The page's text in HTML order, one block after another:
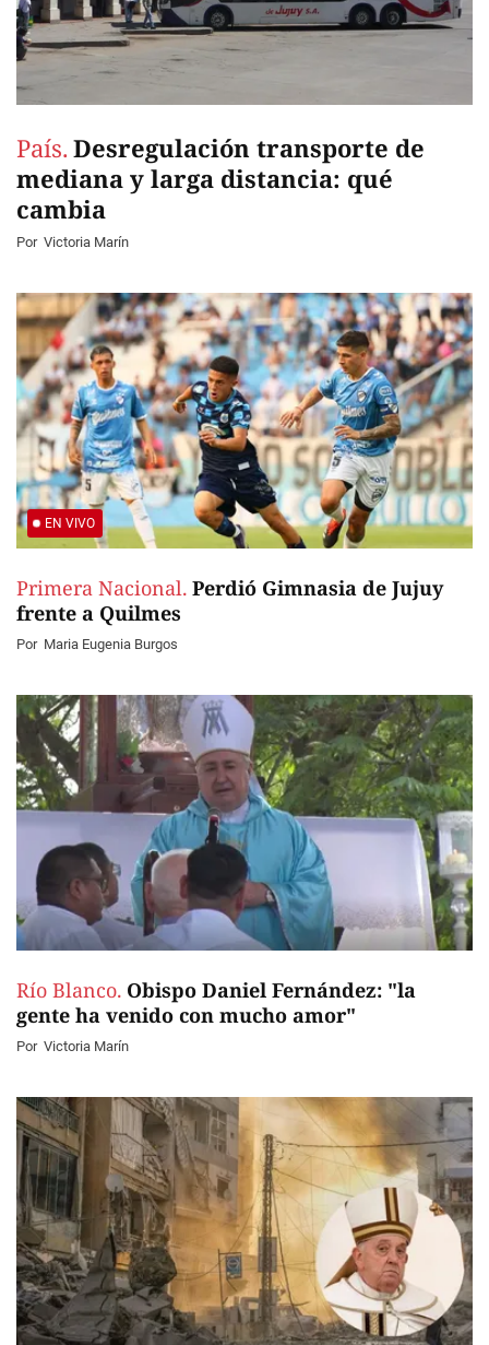
País. Desregulación transporte de
mediana y larga distancia: qué
cambia
Por Victoria Marín
EN VIVO
Primera Nacional. Perdió Gimnasia de Jujuy
frente a Quilmes
Por Maria Eugenia Burgos
Río Blanco. Obispo Daniel Fernández: "la
gente ha venido con mucho amor"
Por Victoria Marín